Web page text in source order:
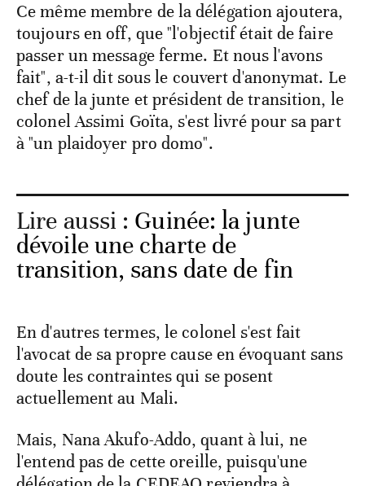
Ce même membre de la délégation ajoutera,
toujours en off, que "l'objectif était de faire
passer un message ferme. Et nous l'avons
fait", a-t-il dit sous le couvert d'anonymat. Le
chef de la junte et président de transition, le
colonel Assimi Goïta, s'est livré pour sa part
à "un plaidoyer pro domo".
Lire aussi : Guinée: la junte
dévoile une charte de
transition, sans date de fin
En d'autres termes, le colonel s'est fait
l'avocat de sa propre cause en évoquant sans
doute les contraintes qui se posent
actuellement au Mali.
Mais, Nana Akufo-Addo, quant à lui, ne
l'entend pas de cette oreille, puisqu'une